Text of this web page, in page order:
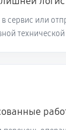
сервис или